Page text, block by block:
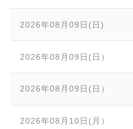
2026年08月09日(日)
2026年08月09日(日）
2026年08月09日(日）
2026年08月10日(月）